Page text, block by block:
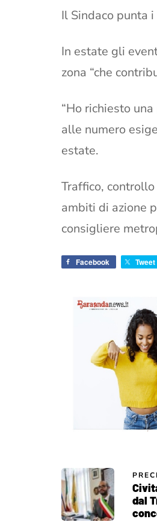
Il Sindaco punta
In estate gli
zona “che
“Ho richiesto
alle numero
estate.
Traffico,
ambiti di azione
consigliere
Facebook Tweet
dal